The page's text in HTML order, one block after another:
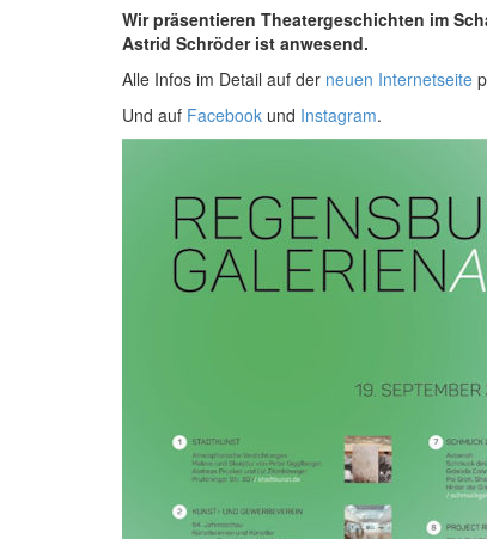
Wir präsentieren Theatergeschichten im
Astrid Schröder ist anwesend.
Alle Infos im Detail auf der neuen Internetseite
Und auf Facebook und Instagram.